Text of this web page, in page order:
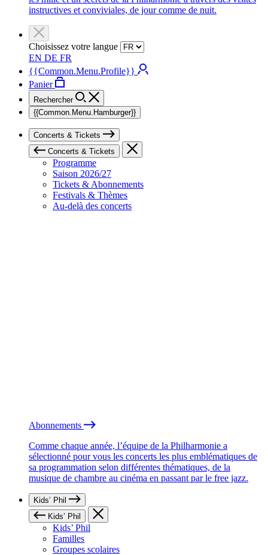
instructives et conviviales, de jour comme de nuit.
Choisissez votre langue
EN DE FR
{{Common.Menu.Profile}}
Panier
Rechercher
{{Common.Menu.Hamburger}}
Concerts & Tickets
Concerts & Tickets
Programme
Saison 2026/27
Tickets & Abonnements
Festivals & Thèmes
Au-delà des concerts
Abonnements
Comme chaque année, l’équipe de la Philharmonie a
sélectionné pour vous les concerts les plus emblématiques de
sa programmation selon différentes thématiques, de la
musique de chambre au cinéma en passant par le free jazz.
Kids’ Phil
Kids’ Phil
Kids’ Phil
Familles
Groupes scolaires